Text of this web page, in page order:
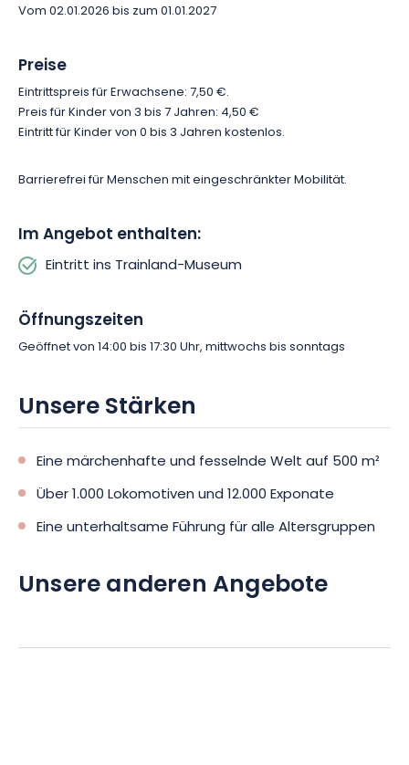
Begeben Sie sich auf eine zeitlose Reise und entdecken Sie
unvergessliches Erlebnis mit der ganzen Familie.
Vom 02.01.2026 bis zum 01.01.2027
Preise
Eintrittspreis für Erwachsene: 7,50 €.
Preis für Kinder von 3 bis 7 Jahren: 4,50 €
Eintritt für Kinder von 0 bis 3 Jahren kostenlos.
Barrierefrei für Menschen mit eingeschränkter Mobilität.
Im Angebot enthalten:
Eintritt ins Trainland-Museum
Öffnungszeiten
Geöffnet von 14:00 bis 17:30 Uhr, mittwochs bis sonntags
Unsere Stärken
Eine märchenhafte und fesselnde Welt auf 500 m²
Über 1.000 Lokomotiven und 12.000 Exponate
Eine unterhaltsame Führung für alle Altersgruppen
Unsere anderen Angebote